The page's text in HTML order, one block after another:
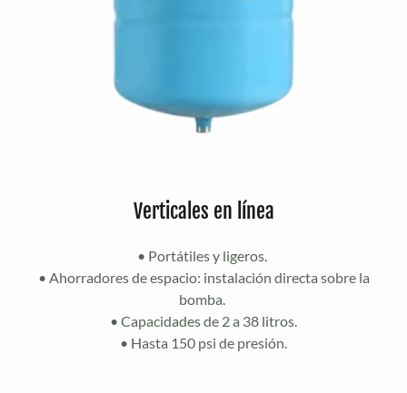
Verticales en línea
• Portátiles y ligeros.
• Ahorradores de espacio: instalación directa sobre la
bomba.
• Capacidades de 2 a 38 litros.
• Hasta 150 psi de presión.